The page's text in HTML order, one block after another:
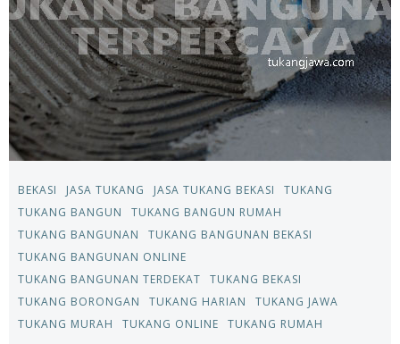
BEKASI JASA TUKANG JASA TUKANG BEKASI
TUKANG
TUKANG BANGUN
TUKANG BANGUN RUMAH
TUKANG BANGUNAN
TUKANG BANGUNAN BEKASI
TUKANG BANGUNAN ONLINE
TUKANG BANGUNAN TERDEKAT
TUKANG BEKASI
TUKANG BORONGAN
TUKANG HARIAN
TUKANG JAWA
TUKANG MURAH
TUKANG ONLINE TUKANG RUMAH